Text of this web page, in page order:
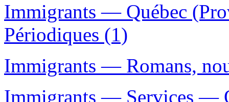
Immigrants — Québec
Périodiques (1)
Immigrants — Romans,
Immigrants — Services —